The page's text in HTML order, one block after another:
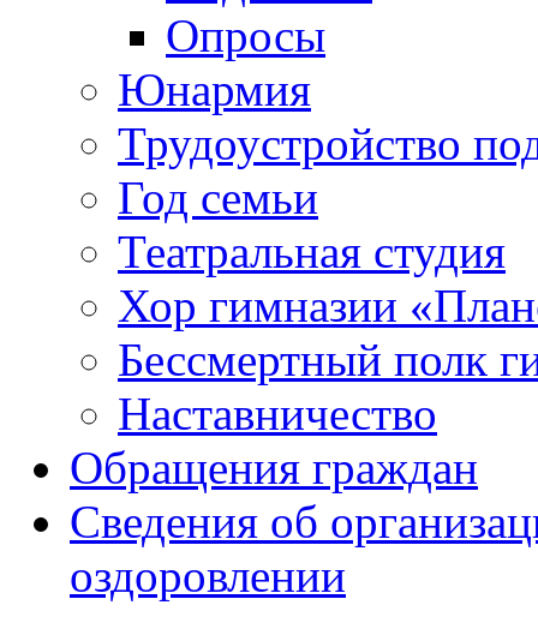
Опросы
Юнармия
Трудоустройство
Год семьи
Театральная студия
Хор гимназии
Бессмертный полк
Наставничество
Обращения граждан
Сведения об
оздоровлении